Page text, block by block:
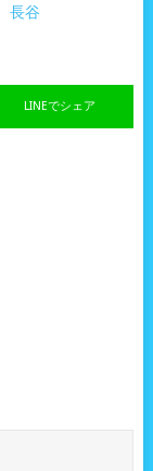
長谷
LINEでシェア